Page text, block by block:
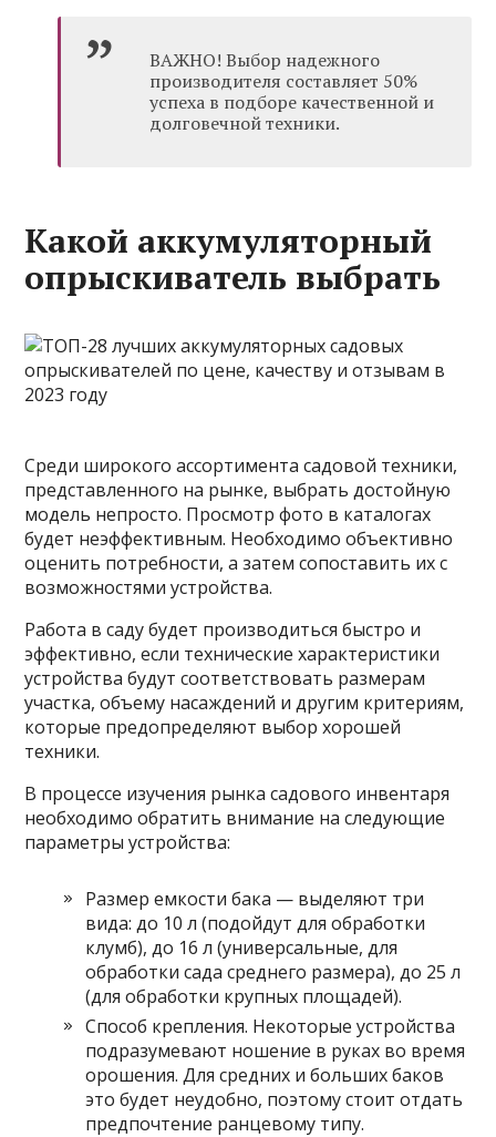
ВАЖНО! Выбор надежного
производителя составляет 50%
успеха в подборе качественной и
долговечной техники.
Какой аккумуляторный
опрыскиватель выбрать
Среди широкого ассортимента садовой техники,
представленного на рынке, выбрать достойную
модель непросто. Просмотр фото в каталогах
будет неэффективным. Необходимо объективно
оценить потребности, а затем сопоставить их с
возможностями устройства.
Работа в саду будет производиться быстро и
эффективно, если технические характеристики
устройства будут соответствовать размерам
участка, объему насаждений и другим критериям,
которые предопределяют выбор хорошей
техники.
В процессе изучения рынка садового инвентаря
необходимо обратить внимание на следующие
параметры устройства:
Размер емкости бака — выделяют три
вида: до 10 л (подойдут для обработки
клумб), до 16 л (универсальные, для
обработки сада среднего размера), до 25 л
(для обработки крупных площадей).
Способ крепления. Некоторые устройства
подразумевают ношение в руках во время
орошения. Для средних и больших баков
это будет неудобно, поэтому стоит отдать
предпочтение ранцевому типу.